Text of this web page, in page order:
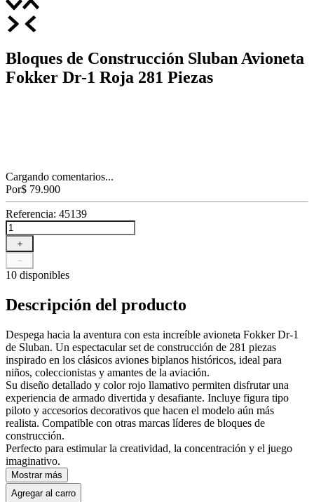
Bloques de Construcción Sluban Avioneta
Fokker Dr-1 Roja 281 Piezas
Cargando comentarios...
Por$ 79.900
Referencia: 45139
＋
－
10 disponibles
Descripción del producto
Despega hacia la aventura con esta increíble avioneta Fokker Dr-1
de Sluban. Un espectacular set de construcción de 281 piezas
inspirado en los clásicos aviones biplanos históricos, ideal para
niños, coleccionistas y amantes de la aviación.
Su diseño detallado y color rojo llamativo permiten disfrutar una
experiencia de armado divertida y desafiante. Incluye figura tipo
piloto y accesorios decorativos que hacen el modelo aún más
realista. Compatible con otras marcas líderes de bloques de
construcción.
Perfecto para estimular la creatividad, la concentración y el juego
imaginativo.
Mostrar más
Agregar al carro